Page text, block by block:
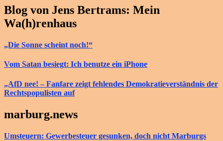
Blog von Jens Bertrams: Mein
Wa(h)renhaus
„Die Sonne scheint noch!“
Vom Satan besiegt: Ich benutze ein iPhone
„AfD nee! – Fanfare zeigt fehlendes Demokratieverständnis der
Rechtspopulisten auf
marburg.news
Umsteuern: Gewerbesteuer gesunken, doch nicht Marburgs